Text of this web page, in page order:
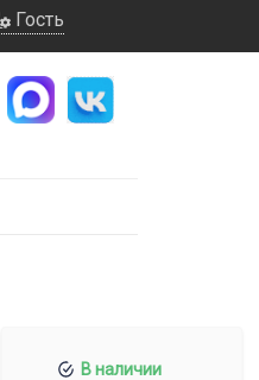
Гость
В наличии